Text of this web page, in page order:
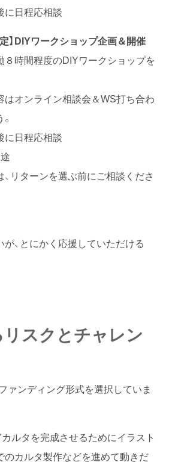
日程応相談
】DIYワークショップ企画＆開催
８時間程度のDIYワークショップを
はオンライン相談会＆WS打ち合わ
日程応相談
リターンを選ぶ前にご相談くださ
、とにかく応援していただける
スクとチャレン
ァンディング形式を選択していま
ルタを完成させるためにイラスト
のカルタ製作などを進めて動きだ